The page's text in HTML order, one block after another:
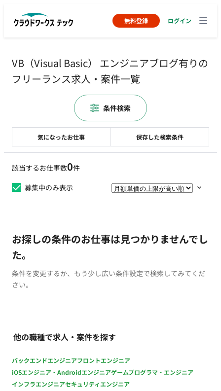
無料登録 ログイン
VB（Visual Basic） エンジニアブログ有りの
フリーランス求人・案件一覧
該当するお仕事数0件
募集中のみ表示
お探しの条件のお仕事は見つかりませんでし
た。
条件を変更するか、もう少し広い条件設定で検索してみてくだ
さい。
他の職種で求人・案件を探す
バックエンドエンジニアフロントエンジニア
iOSエンジニア・Androidエンジニアゲームプログラマ・エンジニア
インフラエンジニアセキュリティエンジニア
気になったお仕事 保存した検索条件
条件検索